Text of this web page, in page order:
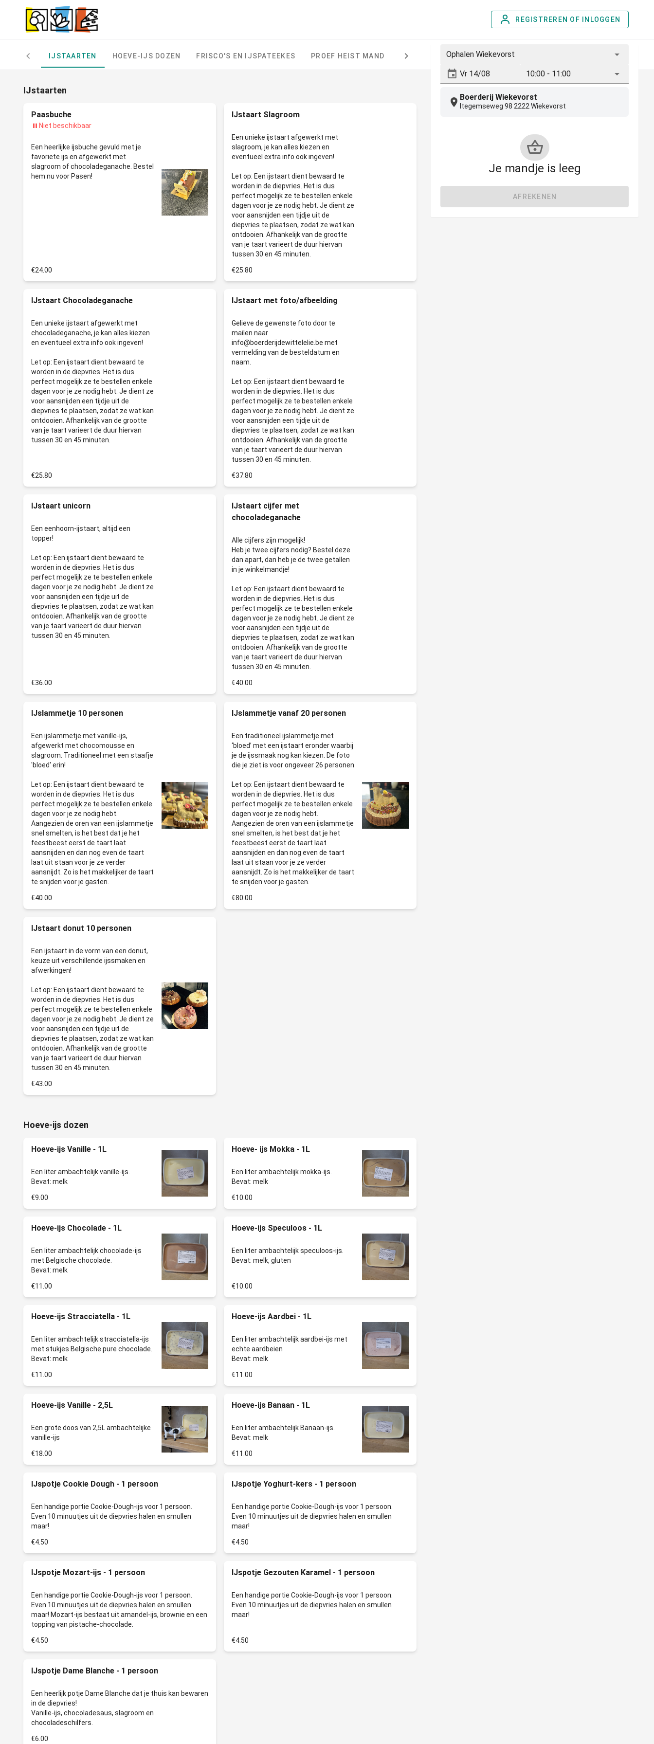
REGISTREREN OF INLOGGEN
IJSTAARTEN HOEVE-IJS DOZEN FRISCO'S EN IJSPATEEKES PROEF HEIST MAND RIJSTPAP PLATTEKAASTAART PANNA
Ophalen Wiekevorst
10:00 - 11:00
Boerderij Wiekevorst
Itegemseweg 98 2222 Wiekevorst
Je mandje is leeg
AFREKENEN
IJstaarten
Paasbuche
Niet beschikbaar
Een heerlijke ijsbuche gevuld met je
favoriete ijs en afgewerkt met
slagroom of chocoladeganache. Bestel
€24.00
IJstaart Slagroom
Een unieke ijstaart afgewerkt met
slagroom, je kan alles kiezen en
eventueel extra info ook ingeven!
Let op: Een ijstaart dient bewaard te
worden in de diepvries. Het is dus
perfect mogelijk ze te bestellen enkele
dagen voor je ze nodig hebt. Je dient ze
voor aansnijden een tijdje uit de
diepvries te plaatsen, zodat ze wat kan
ontdooien. Afhankelijk van de grootte
van je taart varieert de duur hiervan
€25.80
IJstaart Chocoladeganache
Een unieke ijstaart afgewerkt met
chocoladeganache, je kan alles kiezen
en eventueel extra info ook ingeven!
Let op: Een ijstaart dient bewaard te
worden in de diepvries. Het is dus
perfect mogelijk ze te bestellen enkele
dagen voor je ze nodig hebt. Je dient ze
voor aansnijden een tijdje uit de
diepvries te plaatsen, zodat ze wat kan
ontdooien. Afhankelijk van de grootte
van je taart varieert de duur hiervan
€25.80
IJstaart met foto/afbeelding
Gelieve de gewenste foto door te
mailen naar
info@boerderijdewittelelie.be met
vermelding van de besteldatum en
naam.
Let op: Een ijstaart dient bewaard te
worden in de diepvries. Het is dus
perfect mogelijk ze te bestellen enkele
dagen voor je ze nodig hebt. Je dient ze
voor aansnijden een tijdje uit de
diepvries te plaatsen, zodat ze wat kan
ontdooien. Afhankelijk van de grootte
van je taart varieert de duur hiervan
€37.80
IJstaart unicorn
Een eenhoorn-ijstaart, altijd een
topper!
Let op: Een ijstaart dient bewaard te
worden in de diepvries. Het is dus
perfect mogelijk ze te bestellen enkele
dagen voor je ze nodig hebt. Je dient ze
voor aansnijden een tijdje uit de
diepvries te plaatsen, zodat ze wat kan
ontdooien. Afhankelijk van de grootte
van je taart varieert de duur hiervan
€36.00
IJstaart cijfer met
chocoladeganache
Alle cijfers zijn mogelijk!
Heb je twee cijfers nodig? Bestel deze
dan apart, dan heb je de twee getallen
in je winkelmandje!
Let op: Een ijstaart dient bewaard te
worden in de diepvries. Het is dus
perfect mogelijk ze te bestellen enkele
dagen voor je ze nodig hebt. Je dient ze
voor aansnijden een tijdje uit de
diepvries te plaatsen, zodat ze wat kan
ontdooien. Afhankelijk van de grootte
van je taart varieert de duur hiervan
€40.00
IJslammetje 10 personen
Een ijslammetje met vanille-ijs,
afgewerkt met chocomousse en
slagroom. Traditioneel met een staafje
'bloed' erin!
Let op: Een ijstaart dient bewaard te
worden in de diepvries. Het is dus
perfect mogelijk ze te bestellen enkele
dagen voor je ze nodig hebt.
Aangezien de oren van een ijslammetje
snel smelten, is het best dat je het
feestbeest eerst de taart laat
aansnijden en dan nog even de taart
laat uit staan voor je ze verder
aansnijdt. Zo is het makkelijker de taart
€40.00
IJslammetje vanaf 20 personen
Een traditioneel ijslammetje met
‘bloed’ met een ijstaart eronder waarbij
je de ijssmaak nog kan kiezen. De foto
die je ziet is voor ongeveer 26 personen
Let op: Een ijstaart dient bewaard te
worden in de diepvries. Het is dus
perfect mogelijk ze te bestellen enkele
dagen voor je ze nodig hebt.
Aangezien de oren van een ijslammetje
snel smelten, is het best dat je het
feestbeest eerst de taart laat
aansnijden en dan nog even de taart
laat uit staan voor je ze verder
aansnijdt. Zo is het makkelijker de taart
€80.00
IJstaart donut 10 personen
Een ijstaart in de vorm van een donut,
keuze uit verschillende ijssmaken en
afwerkingen!
Let op: Een ijstaart dient bewaard te
worden in de diepvries. Het is dus
perfect mogelijk ze te bestellen enkele
dagen voor je ze nodig hebt. Je dient ze
voor aansnijden een tijdje uit de
diepvries te plaatsen, zodat ze wat kan
ontdooien. Afhankelijk van de grootte
van je taart varieert de duur hiervan
€43.00
Hoeve-ijs dozen
Hoeve-ijs Vanille - 1L
Een liter ambachtelijk vanille-ijs.
€9.00
Hoeve- ijs Mokka - 1L
Een liter ambachtelijk mokka-ijs.
€10.00
Hoeve-ijs Chocolade - 1L
Een liter ambachtelijk chocolade-ijs
met Belgische chocolade.
€11.00
Hoeve-ijs Speculoos - 1L
Een liter ambachtelijk speculoos-ijs.
€10.00
Hoeve-ijs Stracciatella - 1L
Een liter ambachtelijk stracciatella-ijs
met stukjes Belgische pure chocolade.
€11.00
Hoeve-ijs Aardbei - 1L
Een liter ambachtelijk aardbei-ijs met
echte aardbeien
€11.00
Hoeve-ijs Vanille - 2,5L
Een grote doos van 2,5L ambachtelijke
€18.00
Hoeve-ijs Banaan - 1L
Een liter ambachtelijk Banaan-ijs.
€11.00
IJspotje Cookie Dough - 1 persoon
Een handige portie Cookie-Dough-ijs voor 1 persoon.
Even 10 minuutjes uit de diepvries halen en smullen
€4.50
IJspotje Yoghurt-kers - 1 persoon
Een handige portie Cookie-Dough-ijs voor 1 persoon.
Even 10 minuutjes uit de diepvries halen en smullen
€4.50
IJspotje Mozart-ijs - 1 persoon
Een handige portie Cookie-Dough-ijs voor 1 persoon.
Even 10 minuutjes uit de diepvries halen en smullen
maar! Mozart-ijs bestaat uit amandel-ijs, brownie en een
€4.50
IJspotje Gezouten Karamel - 1 persoon
Een handige portie Cookie-Dough-ijs voor 1 persoon.
Even 10 minuutjes uit de diepvries halen en smullen
€4.50
IJspotje Dame Blanche - 1 persoon
Een heerlijk potje Dame Blanche dat je thuis kan bewaren
in de diepvries!
Vanille-ijs, chocoladesaus, slagroom en
€6.00